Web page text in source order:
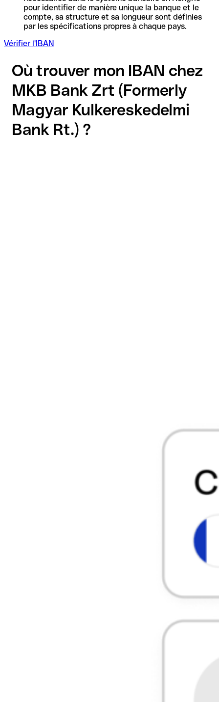
pour identifier de manière unique la banque et le
compte, sa structure et sa longueur sont définies
par les spécifications propres à chaque pays.
Vérifier l'IBAN
Où trouver mon IBAN chez
MKB Bank Zrt (Formerly
Magyar Kulkereskedelmi
Bank Rt.) ?